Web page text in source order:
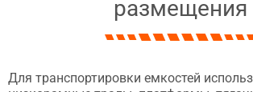
размещения
Для транспортировки емкостей